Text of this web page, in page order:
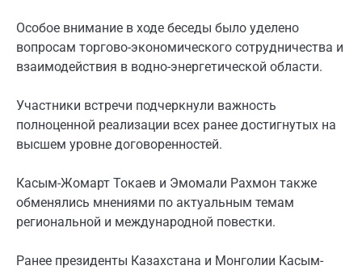
Особое внимание в ходе беседы было уделено
вопросам торгово-экономического сотрудничества и
взаимодействия в водно-энергетической области.
Участники встречи подчеркнули важность
полноценной реализации всех ранее достигнутых на
высшем уровне договоренностей.
Касым-Жомарт Токаев и Эмомали Рахмон также
обменялись мнениями по актуальным темам
региональной и международной повестки.
Ранее президенты Казахстана и Монголии Касым-